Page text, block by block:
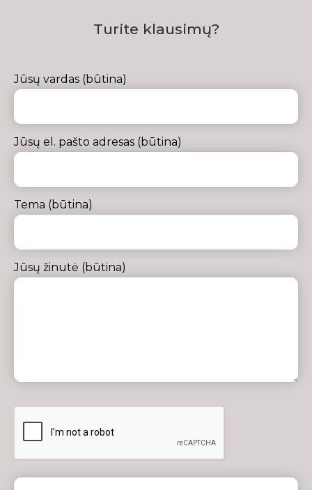
Turite klausimų?
Jūsų vardas (būtina)
Jūsų el. pašto adresas (būtina)
Tema (būtina)
Jūsų žinutė (būtina)